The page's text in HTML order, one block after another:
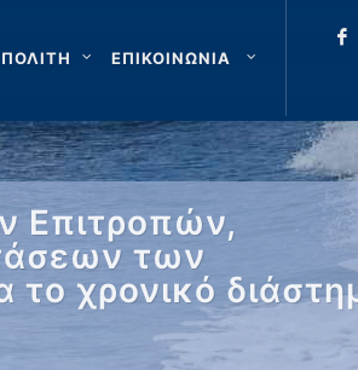
ΕΠΙΚΟΙΝΩΝΙΑ
Επιτροπών,
των
χρονικό